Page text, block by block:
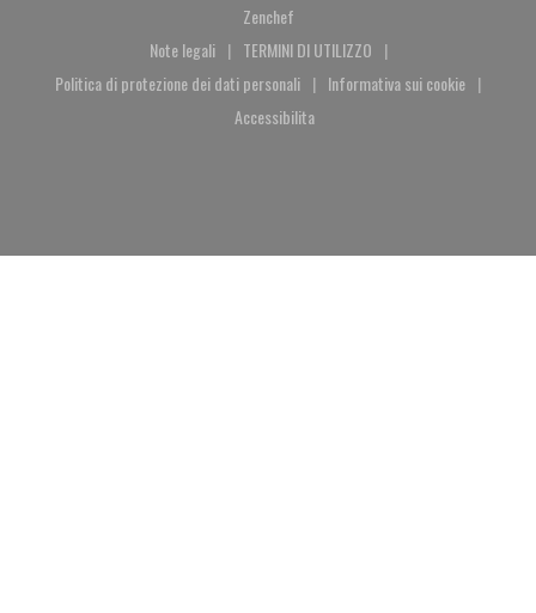
Zenchef((apre una nuova finestra))
Note legali
((apre una nuova finestra))
TERMINI DI UTILIZZO
((apre una nuova finestra))
Politica di protezione dei dati personali
((apre una nuova finestra))
Informativa sui cookie
((apre una nuova
Accessibilita
((apre una nuova finestra))